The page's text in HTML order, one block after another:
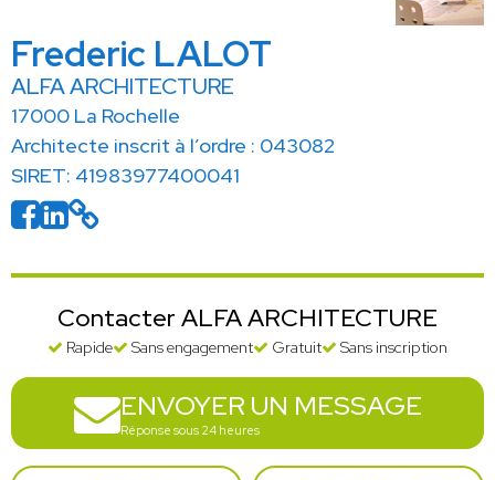
Frederic LALOT
ALFA ARCHITECTURE
17000 La Rochelle
Architecte inscrit à l’ordre : 043082
SIRET: 41983977400041
Contacter ALFA ARCHITECTURE
Rapide Sans engagement Gratuit Sans inscription
ENVOYER UN MESSAGE
Réponse sous 24 heures